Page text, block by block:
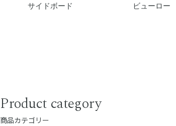
サイドボード ビューロー
Product category
商品カテゴリー